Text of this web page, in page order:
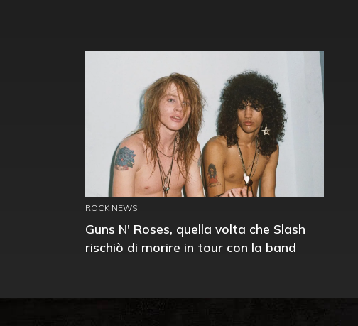
ROCK NEWS
Guns N' Roses, quella volta che Slash
rischiò di morire in tour con la band